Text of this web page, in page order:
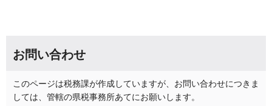
お問い合わせ
このページは税務課が作成していますが、お問い合わせにつきま
しては、管轄の県税事務所あてにお願いします。